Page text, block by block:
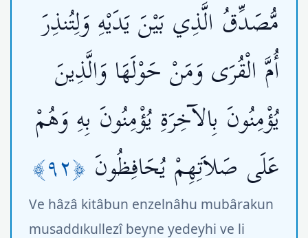
مُّصَدِّقُ الَّذِي بَيْنَ يَدَيْهِ وَلِتُنذِرَ
أُمَّ الْقُرَى وَمَنْ حَوْلَهَا وَالَّذِينَ
يُؤْمِنُونَ بِالآخِرَةِ يُؤْمِنُونَ بِهِ وَهُمْ
عَلَى صَلاَتِهِمْ يُحَافِظُونَ ﴿٩٢﴾
Ve hâzâ kitâbun enzelnâhu mubârakun
musaddıkullezî beyne yedeyhi ve li